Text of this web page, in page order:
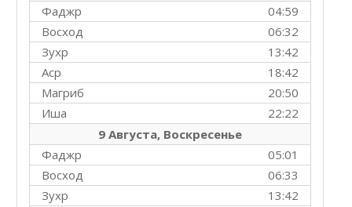
04:59
Фаджр
06:32
Восход
13:42
Зухр
18:42
Аср
20:50
Магриб
22:22
Иша
9 Августа, Воскресенье
05:01
Фаджр
06:33
Восход
13:42
Зухр